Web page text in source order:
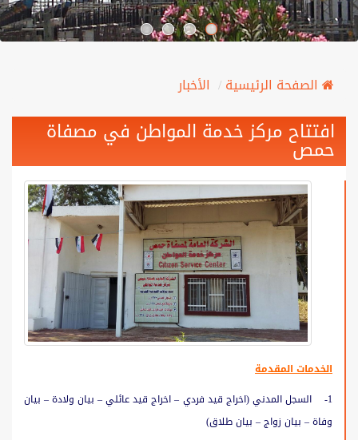
الصفحة الرئيسية الأخبار
افتتاح مركز خدمة المواطن في مصفاة
حمص
الخدمات المقدمة
1- السجل المدني (اخراج قيد فردي – اخراج قيد عائلي – بيان ولادة – بيان
وفاة – بيان زواج – بيان طلاق)